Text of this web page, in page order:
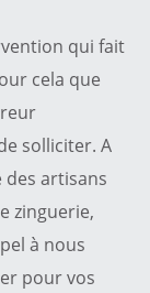
qui fait
cela que
solliciter. A
des artisans
zinguerie,
à nous
pour vos